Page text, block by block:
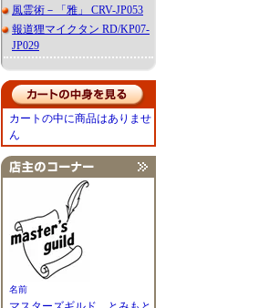
風霊術－「雅」 CRV-JP053
報道狸マイクタン RD/KP07-
JP029
カートの中に商品はありませ
ん
名前